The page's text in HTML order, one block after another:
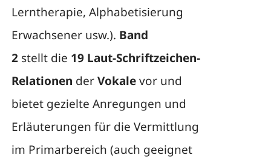
Lerntherapie, Alphabetisierung
Erwachsener usw.). Band
2stellt die 19 Laut-Schriftzeichen-
Relationen derVokalevor und
bietet gezielte Anregungen und
Erläuterungen für die Vermittlung
im Primarbereich (auch geeignet